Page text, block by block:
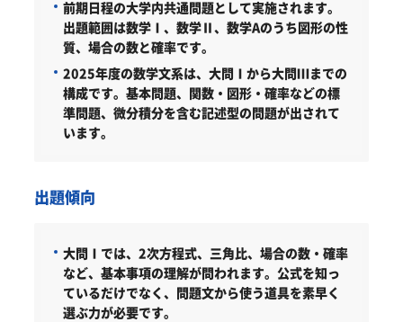
前期日程の大学内共通問題として実施されます。
出題範囲は数学Ⅰ、数学Ⅱ、数学Aのうち図形の性
質、場合の数と確率です。
2025年度の数学文系は、大問Ⅰから大問Ⅲまでの
構成です。基本問題、関数・図形・確率などの標
準問題、微分積分を含む記述型の問題が出されて
います。
出題傾向
大問Ⅰでは、2次方程式、三角比、場合の数・確率
など、基本事項の理解が問われます。公式を知っ
ているだけでなく、問題文から使う道具を素早く
選ぶ力が必要です。